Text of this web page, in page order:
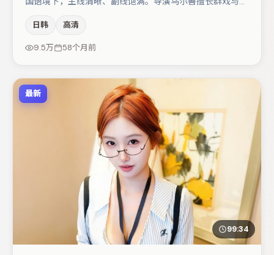
弗在片中承担叙事驱动，文淇、白宇分别提供反差与喜剧/
悬疑调剂（视场次而定）。若你偏爱强类型与清晰主线，这
日韩 高清
9.5万 58个月前
最新
99:34